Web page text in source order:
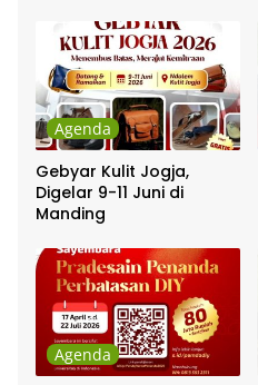
Agenda
Gebyar Kulit Jogja,
Digelar 9-11 Juni di
Manding
Agenda